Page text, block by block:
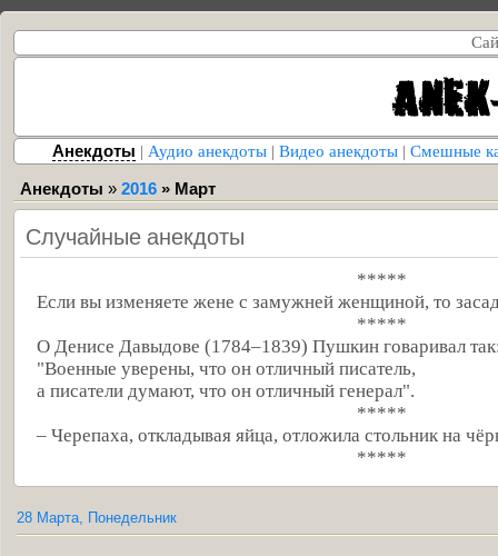
Анекдоты | Аудио анекдоты | Видео анекдоты | Смешные
Анекдоты » 2016 » Март
Случайные анекдоты
*****
Если вы изменяете жене с замужней женщиной, то
*****
О Денисе Давыдове (1784–1839) Пушкин говаривал
"Военные уверены, что он отличный писатель,
а писатели думают, что он отличный генерал".
*****
– Черепаха, откладывая яйца, отложила стольник на
*****
28 Марта, Понедельник